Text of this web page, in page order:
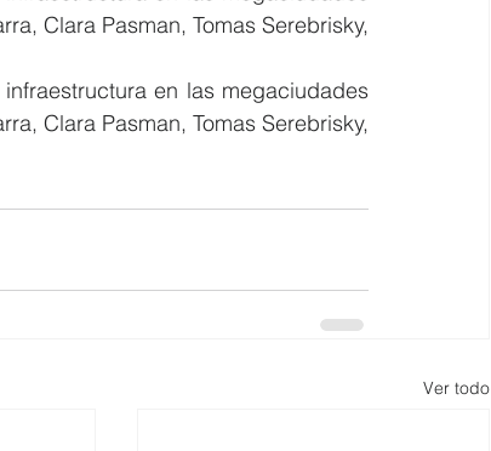
Clara Pasman, Tomas Serebrisky,
en las megaciudades
Clara Pasman, Tomas Serebrisky,
Ver todo